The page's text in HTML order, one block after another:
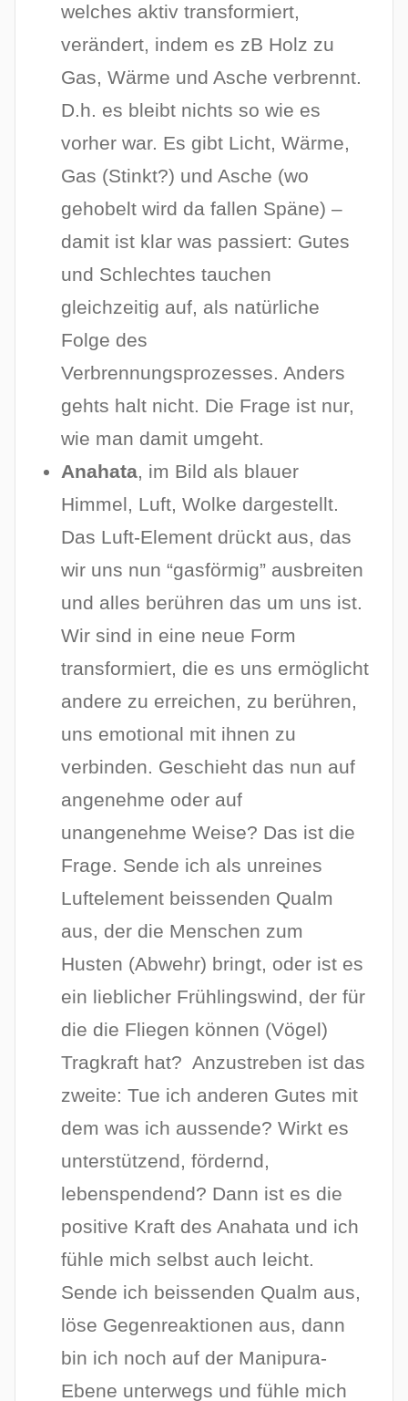
welches aktiv transformiert,
verändert, indem es zB Holz zu
Gas, Wärme und Asche verbrennt.
D.h. es bleibt nichts so wie es
vorher war. Es gibt Licht, Wärme,
Gas (Stinkt?) und Asche (wo
gehobelt wird da fallen Späne) –
damit ist klar was passiert: Gutes
und Schlechtes tauchen
gleichzeitig auf, als natürliche
Folge des
Verbrennungsprozesses. Anders
gehts halt nicht. Die Frage ist nur,
wie man damit umgeht.
Anahata, im Bild als blauer
Himmel, Luft, Wolke dargestellt.
Das Luft-Element drückt aus, das
wir uns nun “gasförmig” ausbreiten
und alles berühren das um uns ist.
Wir sind in eine neue Form
transformiert, die es uns ermöglicht
andere zu erreichen, zu berühren,
uns emotional mit ihnen zu
verbinden. Geschieht das nun auf
angenehme oder auf
unangenehme Weise? Das ist die
Frage. Sende ich als unreines
Luftelement beissenden Qualm
aus, der die Menschen zum
Husten (Abwehr) bringt, oder ist es
ein lieblicher Frühlingswind, der für
die die Fliegen können (Vögel)
Tragkraft hat? Anzustreben ist das
zweite: Tue ich anderen Gutes mit
dem was ich aussende? Wirkt es
unterstützend, fördernd,
lebenspendend? Dann ist es die
positive Kraft des Anahata und ich
fühle mich selbst auch leicht.
Sende ich beissenden Qualm aus,
löse Gegenreaktionen aus, dann
bin ich noch auf der Manipura-
Ebene unterwegs und fühle mich